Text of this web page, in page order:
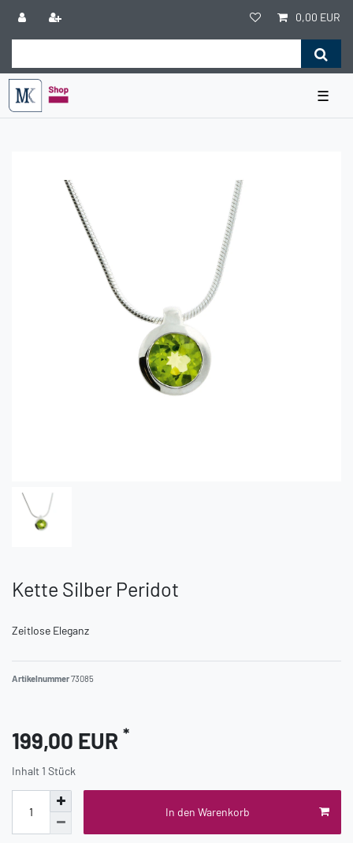
0,00 EUR
☰
Kette Silber Peridot
Zeitlose Eleganz
Artikelnummer73085
199,00 EUR *
Inhalt 1 Stück
In den Warenkorb